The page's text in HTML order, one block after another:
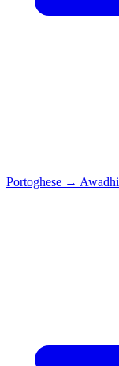
Portoghese → Awadhi